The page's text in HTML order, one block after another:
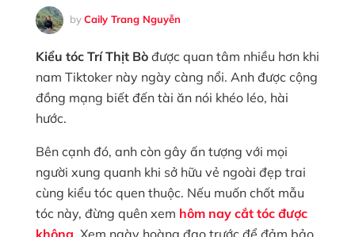
byCaily Trang Nguyễn
Kiểu tóc Trí Thịt Bò được quan tâm nhiều hơn khi
nam Tiktoker này ngày càng nổi. Anh được cộng
đồng mạng biết đến tài ăn nói khéo léo, hài
hước.
Bên cạnh đó, anh còn gây ấn tượng với mọi
người xung quanh khi sở hữu vẻ ngoài đẹp trai
cùng kiểu tóc quen thuộc. Nếu muốn chốt mẫu
tóc này, đừng quên xem hôm nay cắt tóc được
không. Xem ngày hoàng đạo trước để đảm bảo